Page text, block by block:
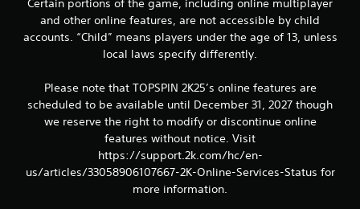
m
a
s
e
Certain portions of the game, including online multiplayer
and other online features, are not accessible by child
accounts. “Child” means players under the age of 13, unless
local laws specify differently.
Please note that TOPSPIN 2K25’s online features are
scheduled to be available until December 31, 2027 though
we reserve the right to modify or discontinue online
features without notice. Visit
https://support.2k.com/hc/en-
us/articles/33058906107667-2K-Online-Services-Status for
more information.